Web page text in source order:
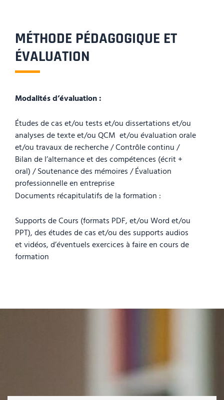
MÉTHODE PÉDAGOGIQUE ET
ÉVALUATION
Modalités d’évaluation :
Études de cas et/ou tests et/ou dissertations et/ou
analyses de texte et/ou QCM et/ou évaluation orale
et/ou travaux de recherche / Contrôle continu /
Bilan de l’alternance et des compétences (écrit +
oral) / Soutenance des mémoires / Évaluation
professionnelle en entreprise
Documents récapitulatifs de la formation :
Supports de Cours (formats PDF, et/ou Word et/ou
PPT), des études de cas et/ou des supports audios
et vidéos, d’éventuels exercices à faire en cours de
formation